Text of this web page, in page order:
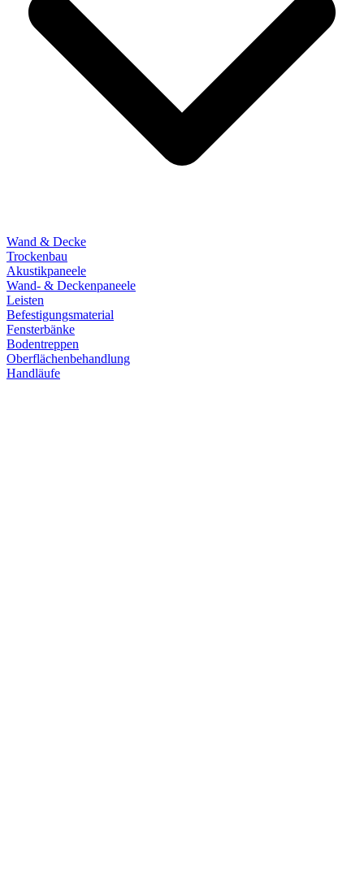
Wand & Decke
Trockenbau
Akustikpaneele
Wand- & Deckenpaneele
Leisten
Befestigungsmaterial
Fensterbänke
Bodentreppen
Oberflächenbehandlung
Handläufe